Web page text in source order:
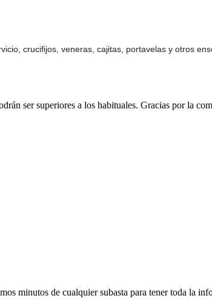
crucifijos, veneras, cajitas, portavelas y otros
ser superiores a los habituales. Gracias por la
minutos de cualquier subasta para tener toda la